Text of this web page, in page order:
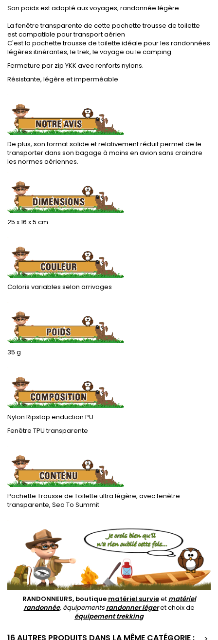
Son poids est adapté aux voyages, randonnée légère.
La fenêtre transparente de cette pochette trousse de toilette
est compatible pour transport aérien
C'est la pochette trousse de toilette idéale pour les randonnées
légères itinérantes, le trek, le voyage ou le camping.
Fermeture par zip YKK avec renforts nylons.
Résistante, légère et imperméable
.
De plus, son format solide et relativement réduit permet de le
transporter dans son bagage à mains en avion sans craindre
les normes aériennes.
.
25 x 16 x 5 cm
.
Coloris variables selon arrivages
.
35 g
.
Nylon Ripstop enduction PU
Fenêtre TPU transparente
.
Pochette Trousse de Toilette ultra légère, avec fenêtre
transparente, Sea To Summit
.
RANDONNEURS, boutique matériel survieet matériel
randonnée, équipementsrandonner légeret choix de
équipement trekking